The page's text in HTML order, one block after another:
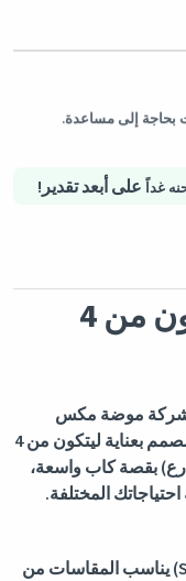
غداً على أبعد تقدير!
طقم لباس شرعي مكون من 4
شركة موضة مكس
Moda Mix إطلالة محتشمة وأنيقة. الطقم مصمم بعناية ليتكون من 4
بقصة كاب واسعة،
المختلفة.
القالب: واسع ومريح (Standard Size) يناسب المقاسات من
يمكن إرجاع المنتجات المؤهلة في حالتها الأصلية خلال 3 أيام من تاريخ
بحاجة إلى مساعدة.